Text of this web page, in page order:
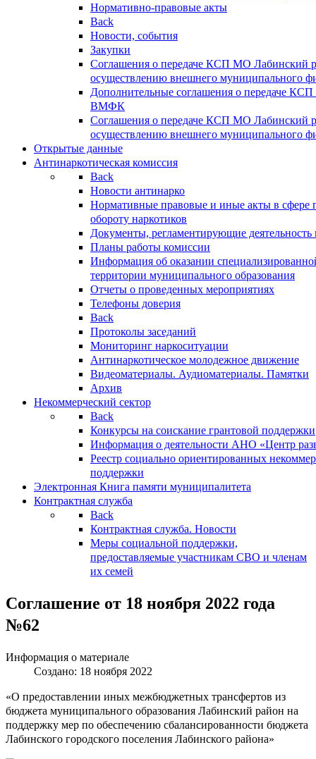
Нормативно-правовые акты
Back
Новости, события
Закупки
Соглашения о передаче КСП МО Лабинский
осуществлению внешнего муниципального
Дополнительные соглашения о передаче
ВМФК
Соглашения о передаче КСП МО Лабинский
осуществлению внешнего муниципального
Открытые данные
Антинаркотическая комиссия
Back
Новости антинарко
Нормативные правовые и иные акты в сфере
обороту наркотиков
Документы, регламентирующие деятельность
Планы работы комиссии
Информация об оказании
территории муниципального образования
Отчеты о проведенных мероприятиях
Телефоны доверия
Back
Протоколы заседаний
Мониторинг наркоситуации
Антинаркотическое молодежное движение
Видеоматериалы. Аудиоматериалы. Памятки
Архив
Некоммерческий сектор
Back
Конкурсы на соискание грантовой поддержки
Информация о деятельности АНО «Центр
Реестр социально ориентированных
поддержки
Электронная Книга памяти муниципалитета
Контрактная служба
Back
Контрактная служба. Новости
Меры социальной поддержки,
предоставляемые участникам СВО и членам
их семей
Соглашение от 18 ноября 2022 года
№62
Информация о материале
Создано: 18 ноября 2022
«О предоставлении иных межбюджетных трансфертов из
бюджета муниципального образования Лабинский район на
поддержку мер по обеспечению сбалансированности бюджета
Лабинского городского поселения Лабинского района»